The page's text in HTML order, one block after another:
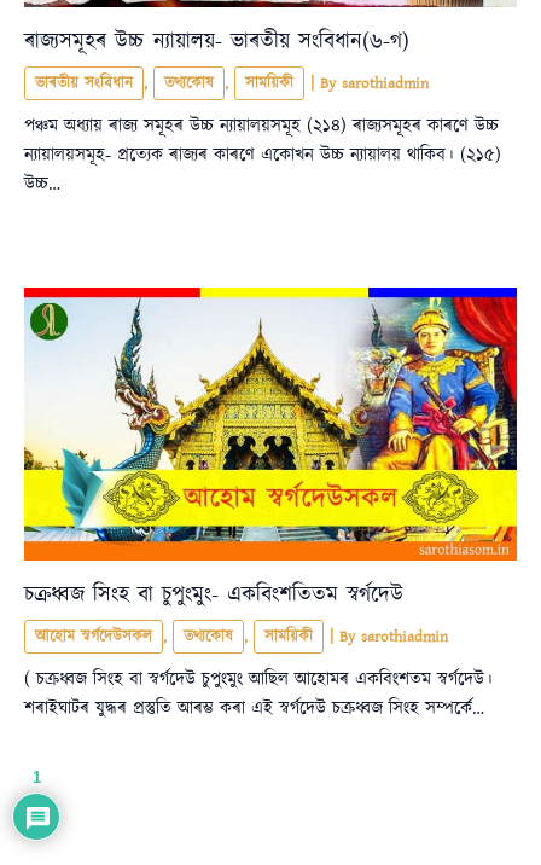
ৰাজ্যসমূহৰ উচ্চ ন্যায়ালয়- ভাৰতীয় সংবিধান(৬-গ)
ভাৰতীয় সংবিধান , তথ্যকোষ , সাময়িকী | By sarothiadmin
পঞ্চম অধ্যায় ৰাজ্য সমূহৰ উচ্চ ন্যায়ালয়সমূহ (২১৪) ৰাজ্যসমূহৰ কাৰণে উচ্চ
ন্যায়ালয়সমূহ- প্রত্যেক ৰাজ্যৰ কাৰণে একোখন উচ্চ ন্যায়ালয় থাকিব। (২১৫)
উচ্চ…
চক্ৰধ্বজ সিংহ বা চুপুংমুং- একবিংশতিতম স্বৰ্গদেউ
আহোম স্বৰ্গদেউসকল , তথ্যকোষ , সাময়িকী | By sarothiadmin
( চক্ৰধ্বজ সিংহ বা স্বৰ্গদেউ চুপুংমুং আছিল আহোমৰ একবিংশতম স্বৰ্গদেউ।
শৰাইঘাটৰ যুদ্ধৰ প্ৰস্তুতি আৰম্ভ কৰা এই স্বৰ্গদেউ চক্ৰধ্বজ সিংহ সম্পৰ্কে…
1